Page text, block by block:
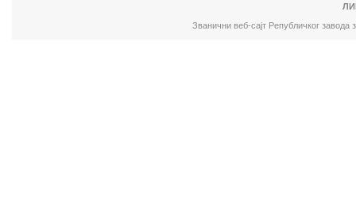
Званични веб-сајт Републичког